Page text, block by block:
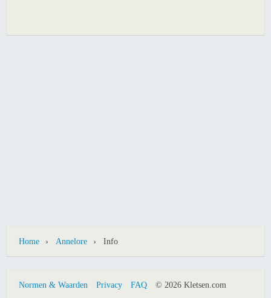
Home › Annelore › Info
Normen & Waarden Privacy FAQ © 2026 Kletsen.com